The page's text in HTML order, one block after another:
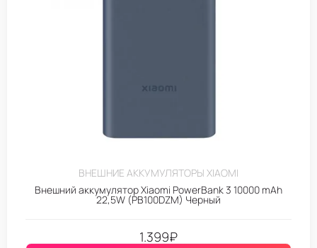
ВНЕШНИЕ АККУМУЛЯТОРЫ XIAOMI
Внешний аккумулятор Xiaomi PowerBank 3 10000 mAh
22,5W (PB100DZM) Черный
1.399₽